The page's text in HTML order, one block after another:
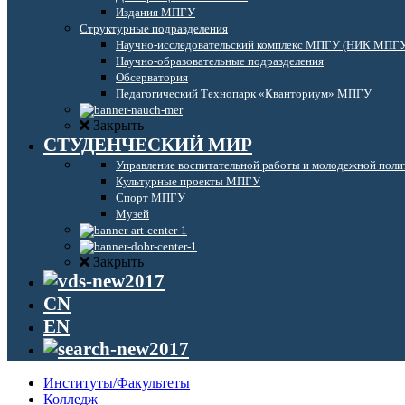
Издания МПГУ
Структурные подразделения
Научно-исследовательский комплекс МПГУ (НИК
Научно-образовательные подразделения
Обсерватория
Педагогический Технопарк «Кванториум» МПГУ
Закрыть
СТУДЕНЧЕСКИЙ МИР
Управление воспитательной работы и молодежной
Культурные проекты МПГУ
Спорт МПГУ
Музей
Закрыть
CN
EN
Институты/Факультеты
Колледж